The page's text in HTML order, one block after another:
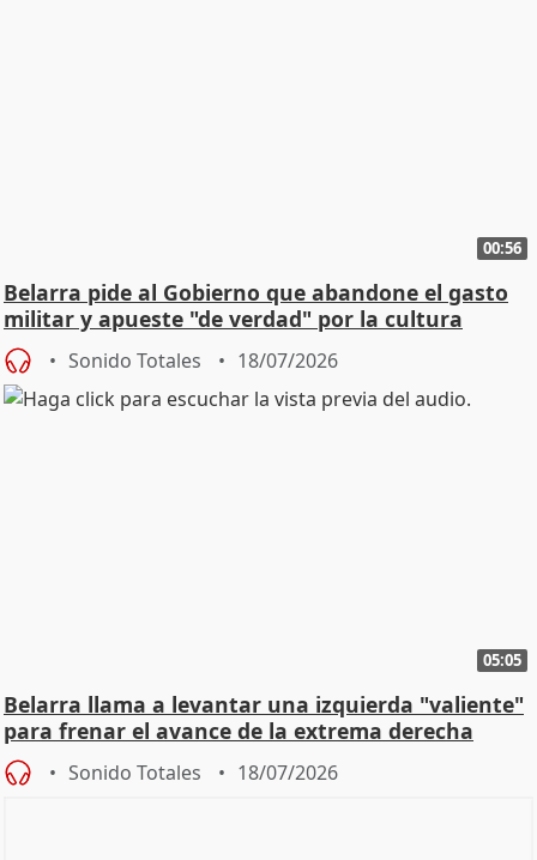
00:56
Belarra pide al Gobierno que abandone el gasto
militar y apueste "de verdad" por la cultura
Sonido Totales 18/07/2026
05:05
Belarra llama a levantar una izquierda "valiente"
para frenar el avance de la extrema derecha
Sonido Totales 18/07/2026